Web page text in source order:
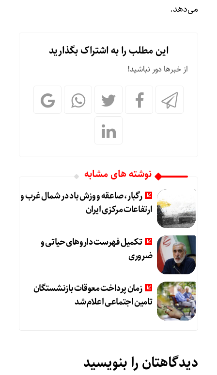
می‌دهد.
این مطلب را به اشتراک بگذارید
از خبرها دور نباشید!
نوشته های مشابه
رگبار، صاعقه و وزش باد در شمال غرب و
ارتفاعات مرکزی ایران
تکمیل فهرست داروهای حیاتی و
ضروری
زمان پرداخت معوقات بازنشستگان
تامین اجتماعی اعلام شد
دیدگاهتان را بنویسید